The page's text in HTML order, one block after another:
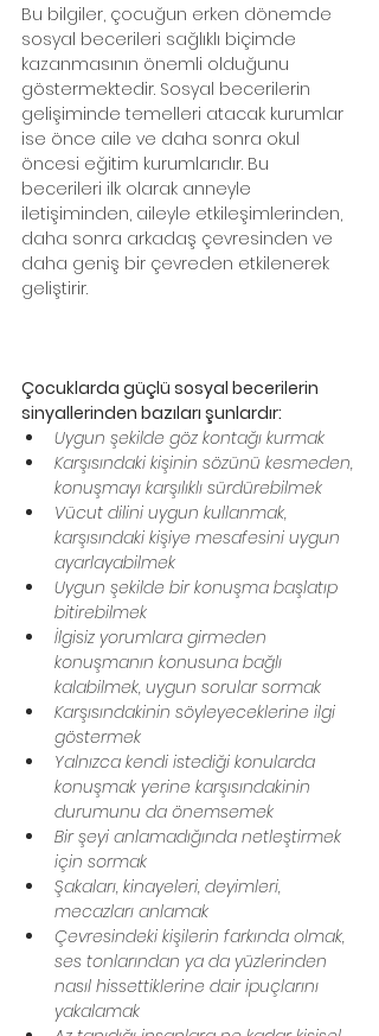
Bu bilgiler, çocuğun erken dönemde
sosyal becerileri sağlıklı biçimde
kazanmasının önemli olduğunu
göstermektedir. Sosyal becerilerin
gelişiminde temelleri atacak kurumlar
ise önce aile ve daha sonra okul
öncesi eğitim kurumlarıdır. Bu
becerileri ilk olarak anneyle
iletişiminden, aileyle etkileşimlerinden,
daha sonra arkadaş çevresinden ve
daha geniş bir çevreden etkilenerek
geliştirir.
Çocuklarda güçlü sosyal becerilerin
sinyallerinden bazıları şunlardır:
Uygun şekilde göz kontağı kurmak
Karşısındaki kişinin sözünü kesmeden,
konuşmayı karşılıklı sürdürebilmek
Vücut dilini uygun kullanmak,
karşısındaki kişiye mesafesini uygun
ayarlayabilmek
Uygun şekilde bir konuşma başlatıp
bitirebilmek
İlgisiz yorumlara girmeden
konuşmanın konusuna bağlı
kalabilmek, uygun sorular sormak
Karşısındakinin söyleyeceklerine ilgi
göstermek
Yalnızca kendi istediği konularda
konuşmak yerine karşısındakinin
durumunu da önemsemek
Bir şeyi anlamadığında netleştirmek
için sormak
Şakaları, kinayeleri, deyimleri,
mecazları anlamak
Çevresindeki kişilerin farkında olmak,
ses tonlarından ya da yüzlerinden
nasıl hissettiklerine dair ipuçlarını
yakalamak